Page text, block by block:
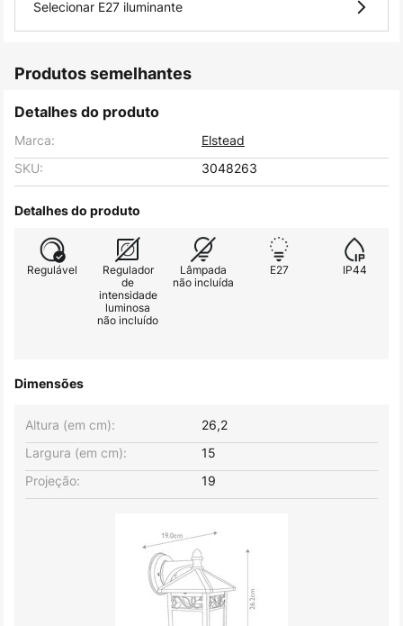
Selecionar E27 iluminante
Produtos semelhantes
Detalhes do produto
Marca:
Elstead
SKU:
3048263
Detalhes do produto
Regulável
Regulador
de
intensidade
luminosa
não incluído
Lâmpada
não incluída
E27
IP44
Dimensões
Largura (em cm): 15
Altura (em cm): 26,2
Projeção: 19